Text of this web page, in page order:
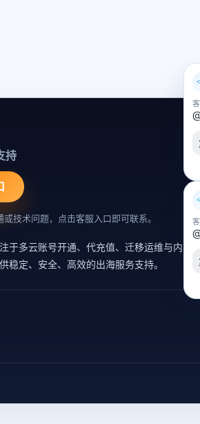
持
技术问题，点击客服入口即可联系。
于多云账号开通、代充值、迁移运维与内容
稳定、安全、高效的出海服务支持。